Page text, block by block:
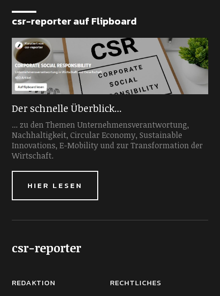
csr-reporter auf Flipboard
Der schnelle Überblick...
... zu den Themen Unternehmensverantwortung,
Nachhaltigkeit, Circular Economy, Sustainable
Innovations, E-Mobility und zur Transformation der
Wirtschaft.
HIER LESEN
csr-reporter
REDAKTION RECHTLICHES